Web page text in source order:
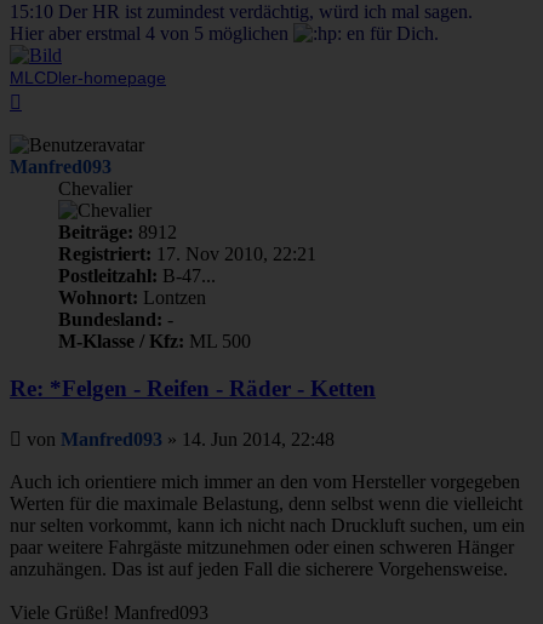
15:10 Der HR ist zumindest verdächtig, würd ich mal sagen.
Hier aber erstmal 4 von 5 möglichen
en für Dich.
MLCDler-homepage
Manfred093
Chevalier
Beiträge: 8912
Registriert: 17. Nov 2010, 22:21
Postleitzahl: B-47...
Wohnort: Lontzen
Bundesland: -
M-Klasse / Kfz: ML 500
Re: *Felgen - Reifen - Räder - Ketten
Beitrag
von Manfred093 » 14. Jun 2014, 22:48
Auch ich orientiere mich immer an den vom Hersteller vorgegeben
Werten für die maximale Belastung, denn selbst wenn die vielleicht
nur selten vorkommt, kann ich nicht nach Druckluft suchen, um ein
paar weitere Fahrgäste mitzunehmen oder einen schweren Hänger
anzuhängen. Das ist auf jeden Fall die sicherere Vorgehensweise.
Viele Grüße! Manfred093